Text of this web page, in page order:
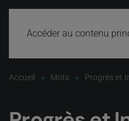
Accéder au contenu
Accueil Mots Progrès et